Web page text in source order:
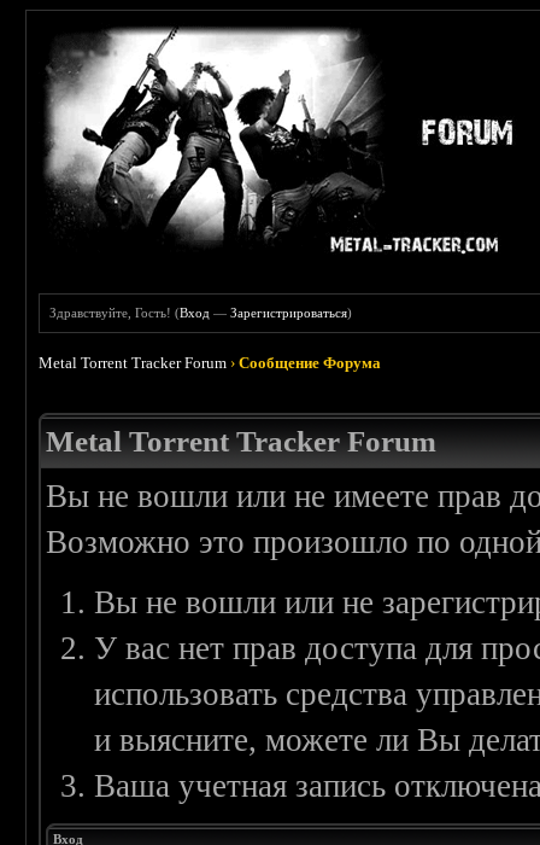
Здравствуйте, Гость! (Вход —Зарегистрироваться)
Metal Torrent Tracker Forum ›Сообщение Форума
Metal Torrent Tracker Forum
Вы не вошли или не имеете прав
Возможно это произошло по
Вы не вошли или не
У вас нет прав доступа для
использовать средства
и выясните, можете ли Вы
Ваша учетная запись
Вход